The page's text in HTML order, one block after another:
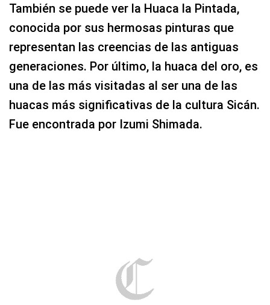
También se puede ver la Huaca la Pintada,
conocida por sus hermosas pinturas que
representan las creencias de las antiguas
generaciones. Por último, la huaca del oro, es
una de las más visitadas al ser una de las
huacas más significativas de la cultura Sicán.
Fue encontrada por Izumi Shimada.